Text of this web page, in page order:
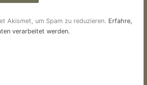
Akismet, um Spam zu reduzieren. Erfahre,
verarbeitet werden.